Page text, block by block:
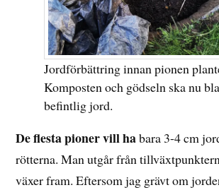
Jordförbättring innan pionen
Komposten och gödseln ska nu
befintlig jord.
De flesta pioner vill habara 3-4 cm
rötterna. Man utgår från
växer fram. Eftersom jag grävt om